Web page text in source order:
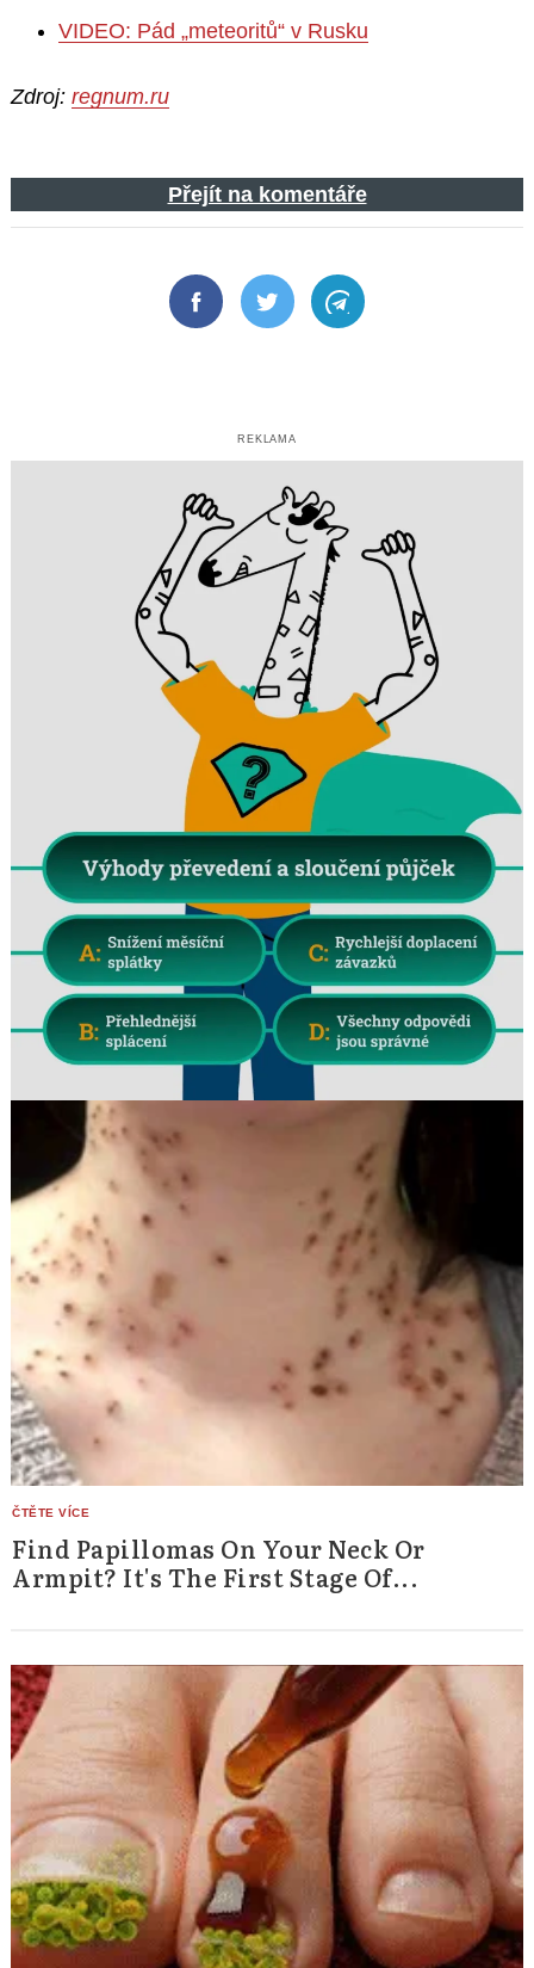
VIDEO: Pád „meteoritů“ v Rusku
Zdroj: regnum.ru
Přejít na komentáře
FacebookTwitter Telegram
REKLAMA
Find Papillomas On Your Neck Or
Armpit? It's The First Stage Of...